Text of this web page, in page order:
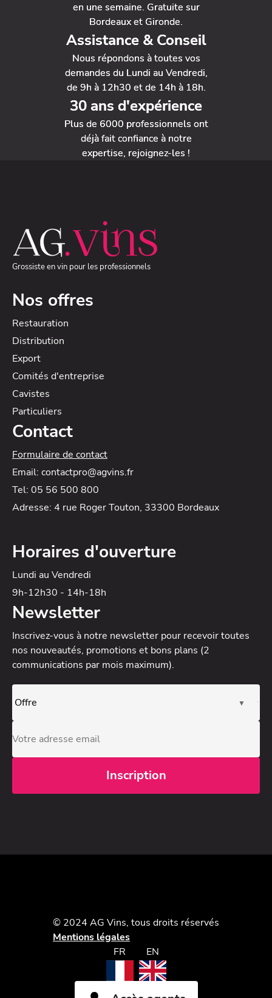
en une semaine. Gratuite sur
Bordeaux et Gironde.
Assistance & Conseil
Nous répondons à toutes vos
demandes du Lundi au Vendredi,
de 9h à 12h30 et de 14h à 18h.
30 ans d'expérience
Plus de 6000 professionnels ont
déjà fait confiance à notre
expertise, rejoignez-les !
Grossiste en vin pour les professionnels
Nos offres
Restauration
Distribution
Export
Comités d'entreprise
Cavistes
Particuliers
Contact
Formulaire de contact
Email: contactpro@agvins.fr
Tel: 05 56 500 800
Adresse: 4 rue Roger Touton, 33300 Bordeaux
Horaires d'ouverture
Lundi au Vendredi
9h-12h30 - 14h-18h
Newsletter
Inscrivez-vous à notre newsletter pour recevoir toutes
nos nouveautés, promotions et bons plans (2
communications par mois maximum).
© 2024 AG Vins, tous droits réservés
Mentions légales
FR
EN